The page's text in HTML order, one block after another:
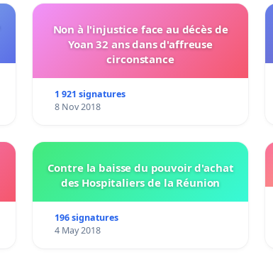
Non à l'injustice face au décès de
Yoan 32 ans dans d'affreuse
circonstance
1 921 signatures
8 Nov 2018
Contre la baisse du pouvoir d'achat
des Hospitaliers de la Réunion
196 signatures
4 May 2018